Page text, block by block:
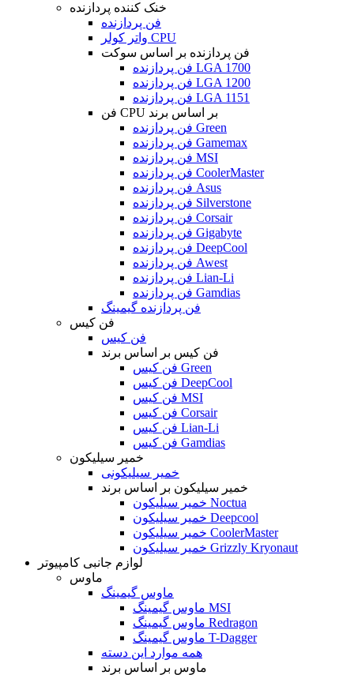
خنک کننده پردازنده
فن پردازنده
واتر کولر CPU
فن پردازنده بر اساس سوکت
فن پردازنده LGA 1700
فن پردازنده LGA 1200
فن پردازنده LGA 1151
فن CPU بر اساس برند
فن پردازنده Green
فن پردازنده Gamemax
فن پردازنده MSI
فن پردازنده CoolerMaster
فن پردازنده Asus
فن پردازنده Silverstone
فن پردازنده Corsair
فن پردازنده Gigabyte
فن پردازنده DeepCool
فن پردازنده Awest
فن پردازنده Lian-Li
فن پردازنده Gamdias
فن پردازنده گیمینگ
فن کیس
فن کیس
فن کیس بر اساس برند
فن کیس Green
فن کیس DeepCool
فن کیس MSI
فن کیس Corsair
فن کیس Lian-Li
فن کیس Gamdias
خمیر سیلیکون
خمیر سیلیکونی
خمیر سیلیکون بر اساس برند
خمیر سیلیکون Noctua
خمیر سیلیکون Deepcool
خمیر سیلیکون CoolerMaster
خمیر سیلیکون Grizzly Kryonaut
لوازم جانبی کامپیوتر
ماوس
ماوس گیمینگ
ماوس گیمینگ MSI
ماوس گیمینگ Redragon
ماوس گیمینگ T-Dagger
همه موارد این دسته
ماوس بر اساس برند